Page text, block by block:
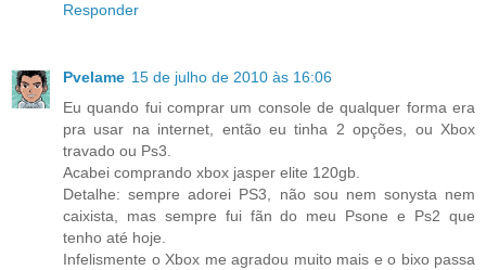
Responder
Pvelame 15 de julho de 2010 às 16:06
Eu quando fui comprar um console de qualquer forma era
pra usar na internet, então eu tinha 2 opções, ou Xbox
travado ou Ps3.
Acabei comprando xbox jasper elite 120gb.
Detalhe: sempre adorei PS3, não sou nem sonysta nem
caixista, mas sempre fui fãn do meu Psone e Ps2 que
tenho até hoje.
Infelismente o Xbox me agradou muito mais e o bixo passa